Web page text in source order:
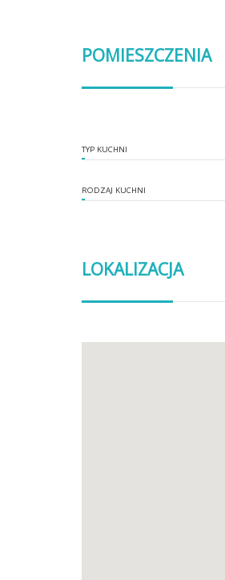
POMIESZCZENIA
TYP KUCHNI
RODZAJ KUCHNI
LOKALIZACJA